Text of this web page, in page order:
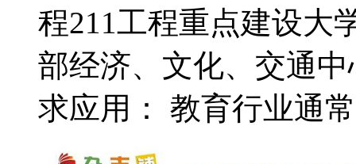
程211工程重点建设大
部经济、文化、交通
求应用： 教育行业通